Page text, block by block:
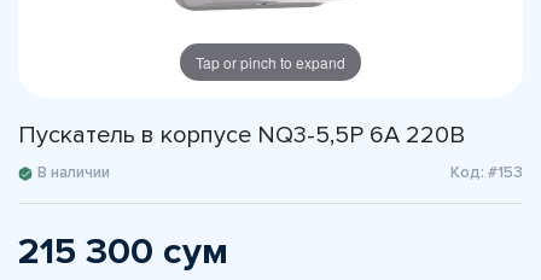
Tap or pinch to expand
Пускатель в корпусе NQ3-5,5P 6A 220В
В наличии Код: #153
215 300 сум